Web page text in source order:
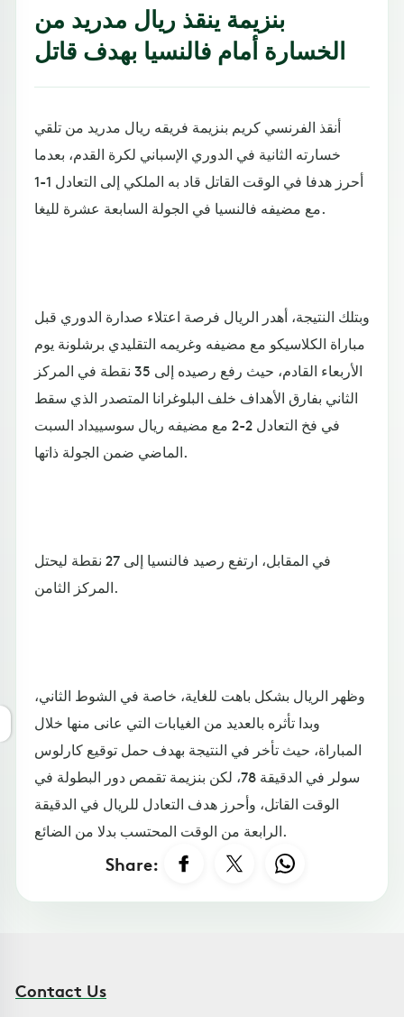
بنزيمة ينقذ ريال مدريد من
الخسارة أمام فالنسيا بهدف قاتل
أنقذ الفرنسي كريم بنزيمة فريقه ريال مدريد من تلقي
خسارته الثانية في الدوري الإسباني لكرة القدم، بعدما
أحرز هدفا في الوقت القاتل قاد به الملكي إلى التعادل 1-1
مع مضيفه فالنسيا في الجولة السابعة عشرة لليغا.
وبتلك النتيجة، أهدر الريال فرصة اعتلاء صدارة الدوري قبل
مباراة الكلاسيكو مع مضيفه وغريمه التقليدي برشلونة يوم
الأربعاء القادم، حيث رفع رصيده إلى 35 نقطة في المركز
الثاني بفارق الأهداف خلف البلوغرانا المتصدر الذي سقط
في فخ التعادل 2-2 مع مضيفه ريال سوسييداد السبت
الماضي ضمن الجولة ذاتها.
في المقابل، ارتفع رصيد فالنسيا إلى 27 نقطة ليحتل
المركز الثامن.
وظهر الريال بشكل باهت للغاية، خاصة في الشوط الثاني،
وبدا تأثره بالعديد من الغيابات التي عانى منها خلال
المباراة، حيث تأخر في النتيجة بهدف حمل توقيع كارلوس
سولر في الدقيقة 78، لكن بنزيمة تقمص دور البطولة في
الوقت القاتل، وأحرز هدف التعادل للريال في الدقيقة
الرابعة من الوقت المحتسب بدلا من الضائع.
Share:
Contact Us